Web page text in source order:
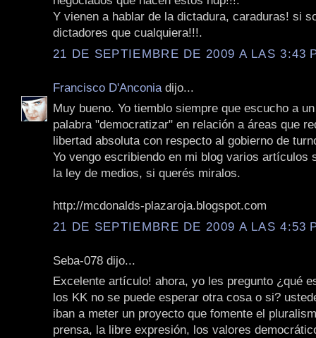
Y vienen a hablar de la dictadura, caraduras! si
dictadores que cualquiera!!!.
21 DE SEPTIEMBRE DE 2009 A LAS 3:43
Francisco D'Anconia dijo...
Muy bueno. Yo tiemblo siempre que escucho a
palabra "democratizar" en relación a áreas que
libertad absoluta con respecto al gobierno de
Yo vengo escribiendo en mi blog varios artículos
la ley de medios, si querés miralos.
http://mcdonalds-plazaroja.blogspot.com
21 DE SEPTIEMBRE DE 2009 A LAS 4:53
Seba-078 dijo...
Excelente artículo! ahora, yo les pregunto ¿qué
los KK no se puede esperar otra cosa o si?
iban a meter un proyecto que fomente el
prensa, la libre expresión, los valores